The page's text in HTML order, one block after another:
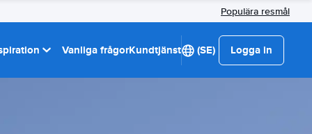
Populära resmål
Vanliga frågorKundtjänst (SE) Logga in